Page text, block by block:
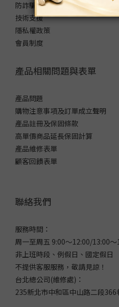
防詐騙宣導
技術支援
隱私權政策
會員制度
產品相關問題與表單
產品問題
購物注意事項及訂單成立聲明
產品註冊及保固條款
高單價商品延長保固計算
產品維修表單
顧客回饋表單
聯絡我們
服務時間：
周一至周五 9:00～12:00/13:00～
非上班時段、例假日、國定假日
不提供客服服務，敬請見諒！
台北總公司(維修處)：
235新北市中和區中山路二段